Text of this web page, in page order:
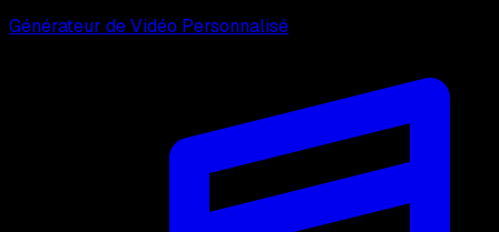
Générateur de Vidéo Personnalisé